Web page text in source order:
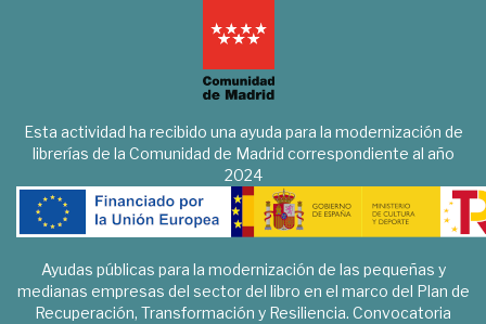
Esta actividad ha recibido una ayuda para la modernización de
librerías de la Comunidad de Madrid correspondiente al año
2024
Ayudas públicas para la modernización de las pequeñas y
medianas empresas del sector del libro en el marco del Plan de
Recuperación, Transformación y Resiliencia. Convocatoria